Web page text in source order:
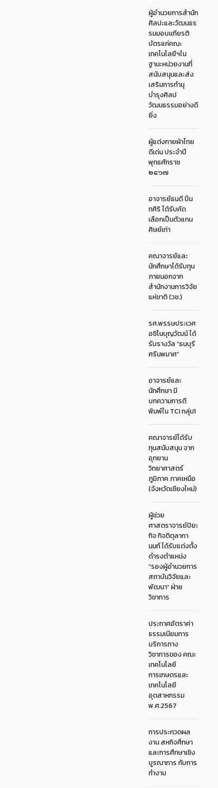
ผู้อำนวยการสำนัก
ศิลปะและวัฒนธร
รมมอบเเกียรติ
บัตรแก่คณะ
เทคโนโลยีฯใน
ฐานะหน่วยงานที่
สนับสนุนและส่ง
เสริมการทำนุ
บำรุงศิลป
วัฒนธรรมอย่างดี
ยิ่ง
ผู้แต่งกายผ้าไทย
ดีเด่น ประจำปี
พุทธศักราช
๒๕๖๗
อาจารย์ธนดี ปิ่น
ทศิริ ได้รับคัด
เลือกเป็นตัวแทน
ศิษย์เก่า
คณาจารย์และ
นักศึกษาได้รับทุน
ภายนอกจาก
สำนักงานการวิจัย
แห่ชาติ (วช.)
รศ.พรรษประเวศ
อชิโนบุญวัฒน์ ได้
รับรางวัล “ธนบุรี
ศรีนพมาศ”
อาจารย์และ
นักศึกษา มี
บทความการตี
พิมพ์ใน TCI กลุ่ม1
คณาจารย์ได้รับ
ทุนสนับสนุน จาก
อุทยาน
วิทยาศาสตร์
ภูมิภาค ภาคเหนือ
(จังหวัดเชียงใหม่)
ผู้ช่วย
ศาสตราจารย์ปิยะ
กิจ กิจติตุลากา
นนท์ ได้รับแต่งตั้ง
ดำรงตำแหน่ง
“รองผู้อำนวยการ
สถาบันวิจัยและ
พัฒนา“ ฝ่าย
วิชาการ
ประกาศอัตราค่า
ธรรมเนียมการ
บริการทาง
วิชาการของ คณะ
เทคโนโลยี
การเกษตรและ
เทคโนโลยี
อุตสาหกรรม
พ.ศ.2567
การประกวดผล
งาน สหกิจศึกษา
และการศึกษาเชิง
บูรณาการ กับการ
ทำงาน